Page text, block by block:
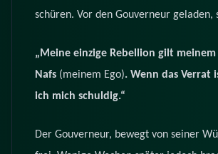
schüren. Vor den Gouverneur geladen,
„Meine einzige Rebellion gilt meinem
Nafs (meinem Ego). Wenn das Verrat
ich mich schuldig.“
Der Gouverneur, bewegt von seiner